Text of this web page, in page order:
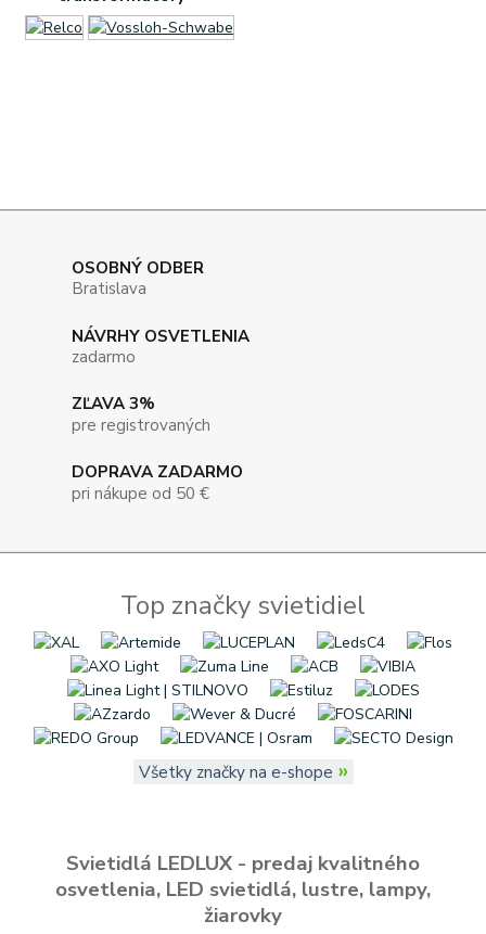
OSOBNÝ ODBER
Bratislava
NÁVRHY OSVETLENIA
zadarmo
ZĽAVA 3%
pre registrovaných
DOPRAVA ZADARMO
pri nákupe od 50 €
Top značky svietidiel
Všetky značky na e-shope »
Svietidlá LEDLUX - predaj kvalitného
osvetlenia, LED svietidlá, lustre, lampy,
žiarovky